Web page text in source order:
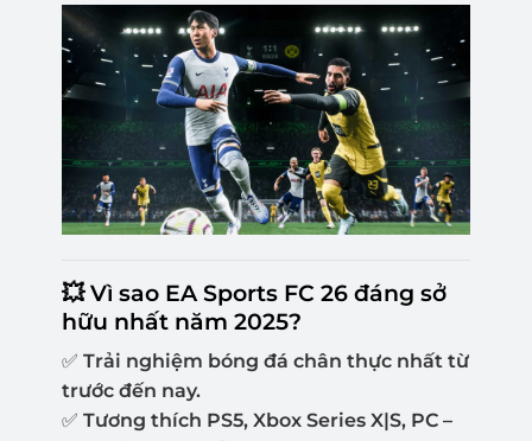
💥 Vì sao EA Sports FC 26 đáng sở
hữu nhất năm 2025?
✅ Trải nghiệm bóng đá chân thực nhất từ
trước đến nay.
✅ Tương thích PS5, Xbox Series X|S, PC –